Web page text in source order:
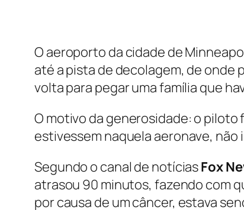
O aeroporto da cidade de
até a pista de decolagem, de onde
volta para pegar uma família que
O motivo da generosidade: o piloto
estivessem naquela aeronave,
Segundo o canal de notíciasFox
atrasou 90 minutos, fazendo com
por causa de um câncer, estava